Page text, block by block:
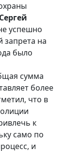
Сергей
успешно
запрета на
было
сумма
более
что в
к
само по
и